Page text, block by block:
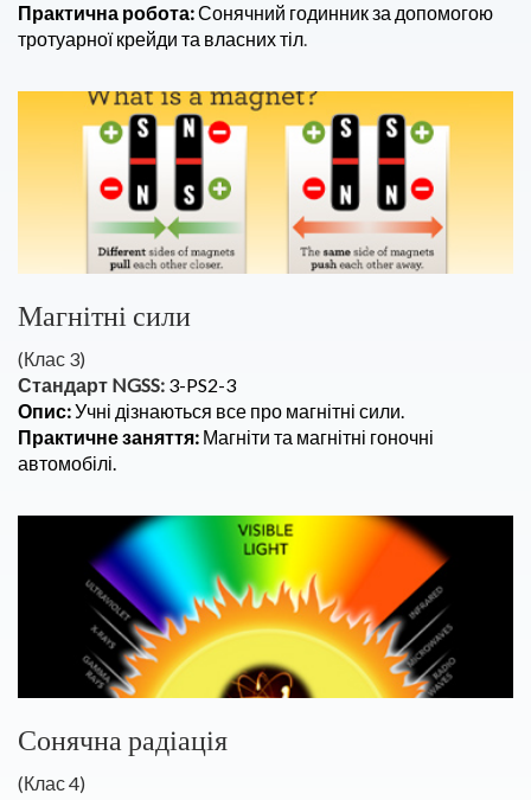
Практична робота:Сонячний годинник за допомогою
тротуарної крейди та власних тіл.
Магнітні сили
(Клас 3)
Стандарт NGSS: 3-PS2-3
Опис:Учні дізнаються все про магнітні сили.
Практичне заняття: Магніти та магнітні гоночні
автомобілі.
Сонячна радіація
(Клас 4)